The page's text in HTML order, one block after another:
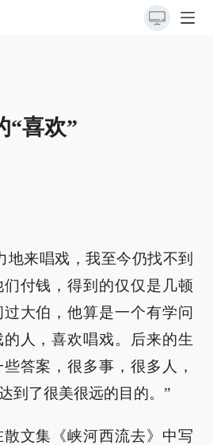
“喜欢”
地来唱戏，我至今仍找不到
付钱，得到的仅仅是几顿
大伯，他算是一个有学问
人，喜欢唱戏。后来的生
答案，很多事，很多人，
到了很美很远的目的。”
文集《峡河西流去》中写